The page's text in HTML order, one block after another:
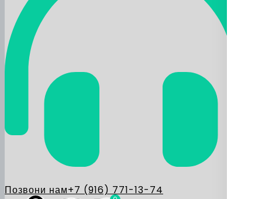
Позвони нам+7 (916) 771-13-74